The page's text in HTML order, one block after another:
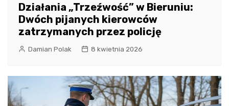
Działania „Trzeźwość” w Bieruniu:
Dwóch pijanych kierowców
zatrzymanych przez policję
Damian Polak 8 kwietnia 2026